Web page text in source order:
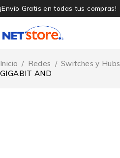
¡Envío Gratis en todas tus compras!
Inicio / Redes / Switches y Hubs
GIGABIT AND